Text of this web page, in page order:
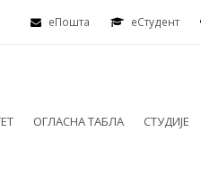
еПошта eСтудент
ОГЛАСНА ТАБЛА СТУДИЈЕ